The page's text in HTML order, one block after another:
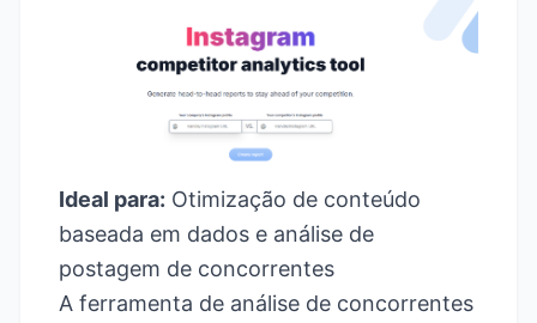
Ideal para: Otimização de conteúdo
baseada em dados e análise de
postagem de concorrentes
A ferramenta de análise de concorrentes